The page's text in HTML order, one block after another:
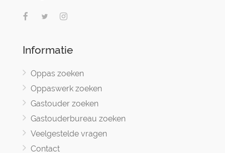
Informatie
Oppas zoeken
Oppaswerk zoeken
Gastouder zoeken
Gastouderbureau zoeken
Veelgestelde vragen
Contact